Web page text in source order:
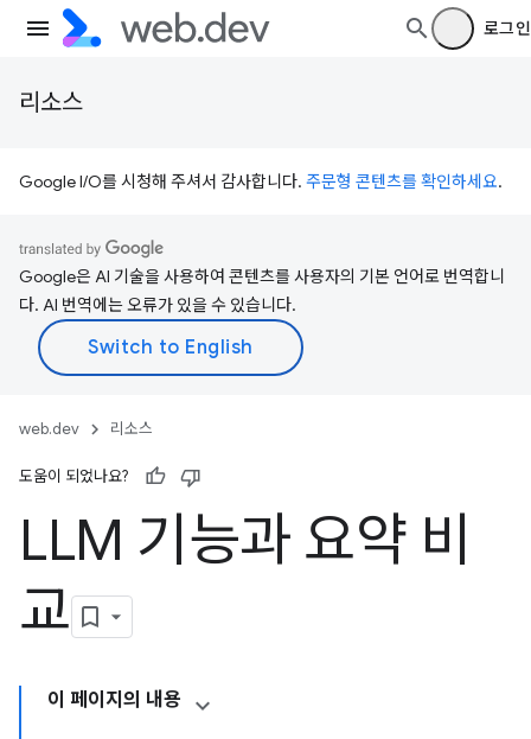
로그인
리소스
Google I/O를 시청해 주셔서 감사합니다. 주문형 콘텐츠를 확인하세요.
Google은 AI 기술을 사용하여 콘텐츠를 사용자의 기본 언어로 번역합니
다. AI 번역에는 오류가 있을 수 있습니다.
web.dev 리소스
도움이 되었나요?
LLM 기능과 요약 비
교
이 페이지의 내용